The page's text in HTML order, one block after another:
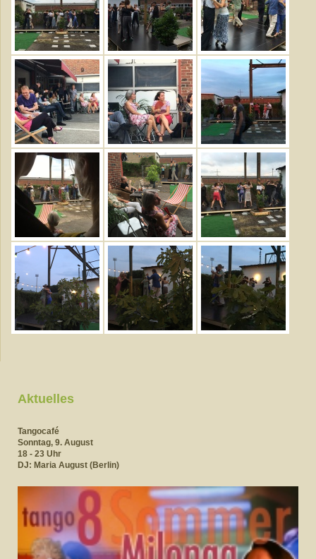
Aktuelles
Tangocafé
Sonntag, 9. August
18 - 23 Uhr
DJ: Maria August (Berlin)